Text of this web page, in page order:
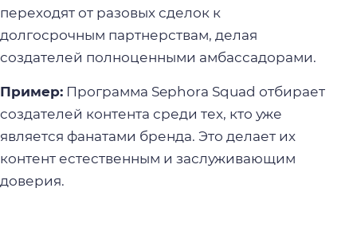
переходят от разовых сделок к
долгосрочным партнерствам, делая
создателей полноценными амбассадорами.
Пример: Программа Sephora Squad отбирает
создателей контента среди тех, кто уже
является фанатами бренда. Это делает их
контент естественным и заслуживающим
доверия.